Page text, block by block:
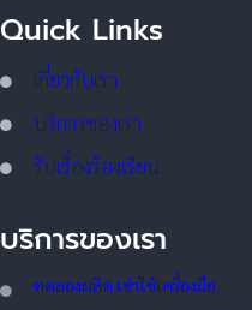
Quick Links
เกี่ยวกับเรา
บริการของเรา
รับเรื่องร้องเรียน
บริการของเรา
ทดลองผลิต เช่าใช้เครื่องมือ